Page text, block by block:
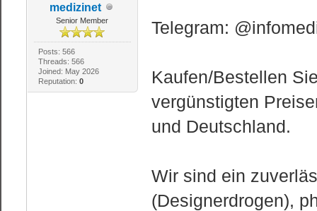
medizinet
Senior Member
Posts: 566
Threads: 566
Joined: May 2026
Reputation: 0
Telegram:
Kaufen/Bestellen
vergünstigten
und Deutschland.
Wir sind ein
(Designerdrogen),